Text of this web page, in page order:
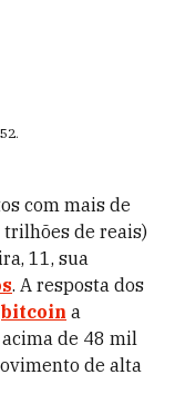
.
com mais de
de reais)
11, sua
. A resposta dos
bitcoin a
de 48 mil
de alta